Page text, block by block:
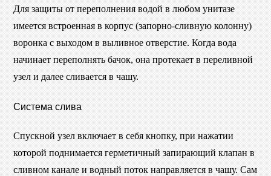
Для защиты от переполнения водой в любом унитазе
имеется встроенная в корпус (запорно-сливную колонну)
воронка с выходом в выливное отверстие. Когда вода
начинает переполнять бачок, она протекает в переливной
узел и далее сливается в чашу.
Система слива
Спускной узел включает в себя кнопку, при нажатии
которой поднимается герметичный запирающий клапан в
сливном канале и водный поток направляется в чашу. Сам